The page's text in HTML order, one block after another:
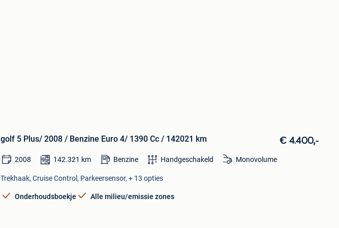
golf 5 Plus/ 2008 / Benzine Euro 4/ 1390 Cc / 142021 km € 4.400,-
2008 142.321 km Benzine Handgeschakeld Monovolume
Trekhaak, Cruise Control, Parkeersensor, + 13 opties
Onderhoudsboekje Alle milieu/emissie zones